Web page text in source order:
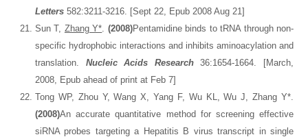
Letters 582:3211-3216. [Sept 22, Epub 2008 Aug 21]
Sun T, Zhang Y*. (2008)Pentamidine binds to tRNA through non-
specific hydrophobic interactions and inhibits aminoacylation and
translation. Nucleic Acids Research36:1654-1664. [March,
2008, Epub ahead of print at Feb 7]
Tong WP, Zhou Y, Wang X, Yang F, Wu KL, Wu J, Zhang Y*.
(2008)An accurate quantitative method for screening effective
siRNA probes targeting a Hepatitis B virus transcript in single